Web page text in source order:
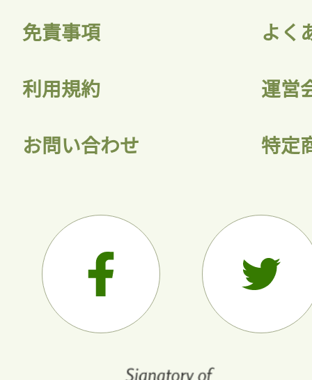
免責事項 よく
利用規約 運営
お問い合わせ 特定